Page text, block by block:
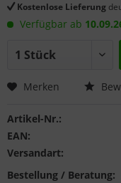
Kostenlose Lieferung
Verfügbar ab
Merken
Artikel-Nr.:
EAN:
Versandart:
Bestellung / Beratung: